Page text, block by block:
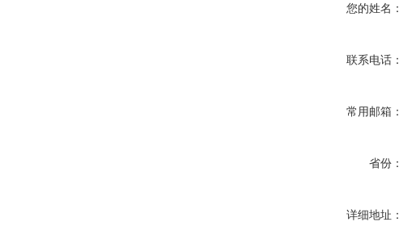
您的姓名：
联系电话：
常用邮箱：
省份：
详细地址：